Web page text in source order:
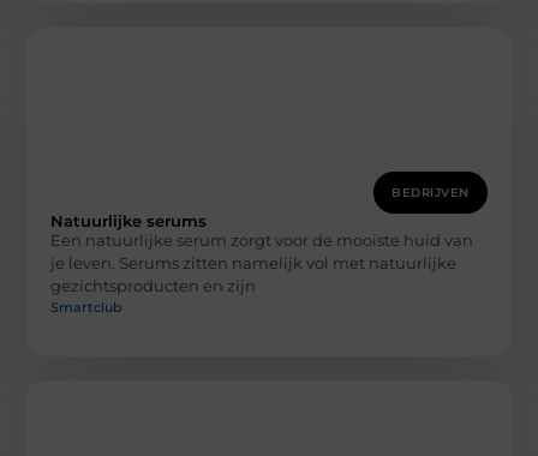
BEDRIJVEN
Natuurlijke serums
Een natuurlijke serum zorgt voor de mooiste huid van
je leven. Serums zitten namelijk vol met natuurlijke
gezichtsproducten en zijn
Smartclub